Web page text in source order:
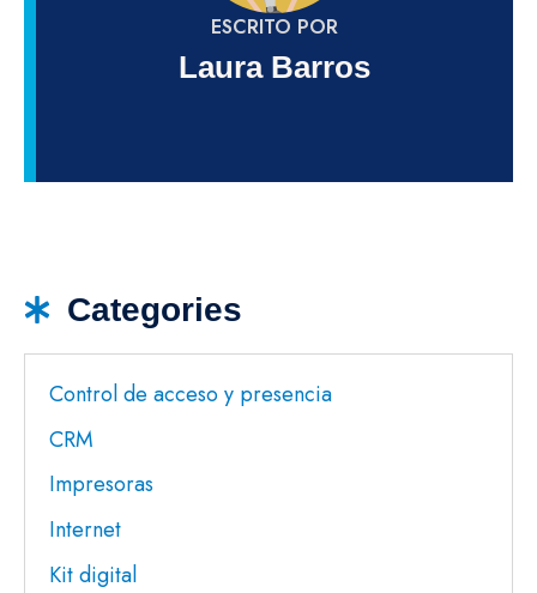
ESCRITO POR
Laura Barros
Categories
Control de acceso y presencia
CRM
Impresoras
Internet
Kit digital